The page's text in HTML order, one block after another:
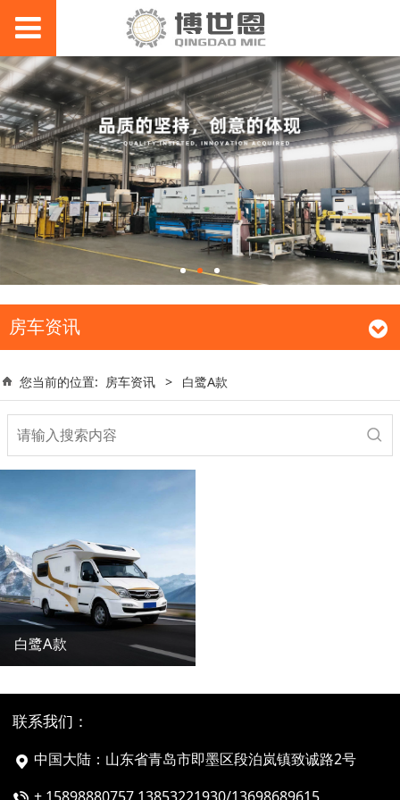
房车资讯
您当前的位置: 房车资讯 > 白鹭A款
白鹭A款
联系我们：
中国大陆：山东省青岛市即墨区段泊岚镇致诚路2号